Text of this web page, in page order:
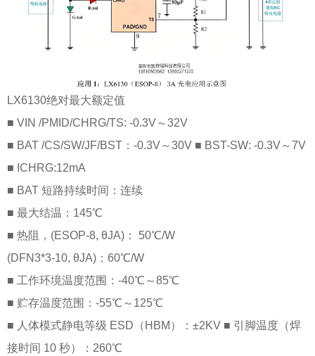
LX6130绝对最大额定值
■ VIN /PMID/CHRG/TS: -0.3V～32V
■ BAT /CS/SW/JF/BST：-0.3V～30V ■ BST-SW: -0.3V～7V
■ ICHRG:12mA
■ BAT 短路持续时间：连续
■ 最大结温：145℃
■ 热阻，(ESOP-8, θJA)： 50℃/W
(DFN3*3-10, θJA)：60℃/W
■ 工作环境温度范围：-40℃～85℃
■ 贮存温度范围：-55℃～125℃
■ 人体模式静电等级 ESD（HBM）：±2KV ■ 引脚温度（焊
接时间 10 秒）：260℃